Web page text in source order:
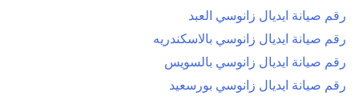
رقم صيانة ايديال زانوسي العبد
رقم صيانة ايديال زانوسي بالاسكندريه
رقم صيانة ايديال زانوسي بالسويس
رقم صيانة ايديال زانوسي بورسعيد